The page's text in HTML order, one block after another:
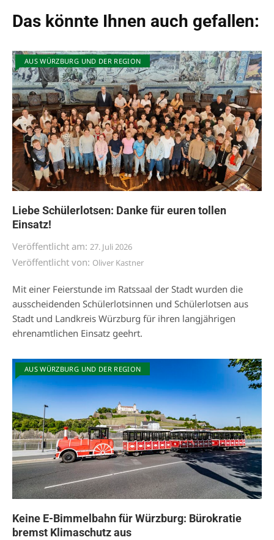
Das könnte Ihnen auch gefallen:
AUS WÜRZBURG UND DER REGION
Liebe Schülerlotsen: Danke für euren tollen
Einsatz!
Veröffentlicht am: 27. Juli 2026
Veröffentlicht von: Oliver Kastner
Mit einer Feierstunde im Ratssaal der Stadt wurden die
ausscheidenden Schülerlotsinnen und Schülerlotsen aus
Stadt und Landkreis Würzburg für ihren langjährigen
ehrenamtlichen Einsatz geehrt.
AUS WÜRZBURG UND DER REGION
Keine E-Bimmelbahn für Würzburg: Bürokratie
bremst Klimaschutz aus